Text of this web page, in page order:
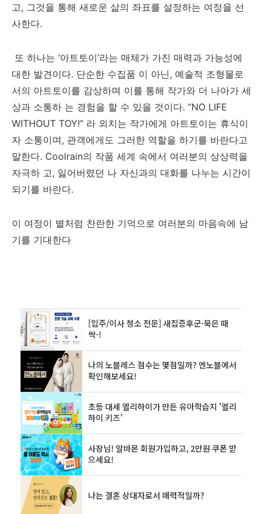
고, 그것을 통해 새로운 삶의 좌표를 설정하는 여정을 선
사한다.
또 하나는 ‘아트토이’라는 매체가 가진 매력과 가능성에
대한 발견이다. 단순한 수집품 이 아닌, 예술적 조형물로
서의 아트토이를 감상하며 이를 통해 작가와 더 나아가 세
상과 소통하 는 경험을 할 수 있을 것이다. “NO LIFE
WITHOUT TOY!” 라 외치는 작가에게 아트토이는 휴식이
자 소통이며, 관객에게도 그러한 역할을 하기를 바란다고
말한다. Coolrain의 작품 세계 속에서 여러분의 상상력을
자극하 고, 잃어버렸던 나 자신과의 대화를 나누는 시간이
되기를 바란다.
이 여정이 별처럼 찬란한 기억으로 여러분의 마음속에 남
기를 기대한다